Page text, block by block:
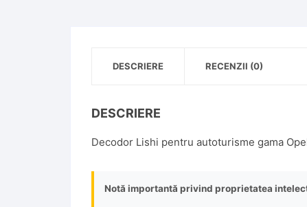
DESCRIERE RECENZII (0)
DESCRIERE
Decodor Lishi pentru autoturisme gama
Notă importantă privind proprietatea